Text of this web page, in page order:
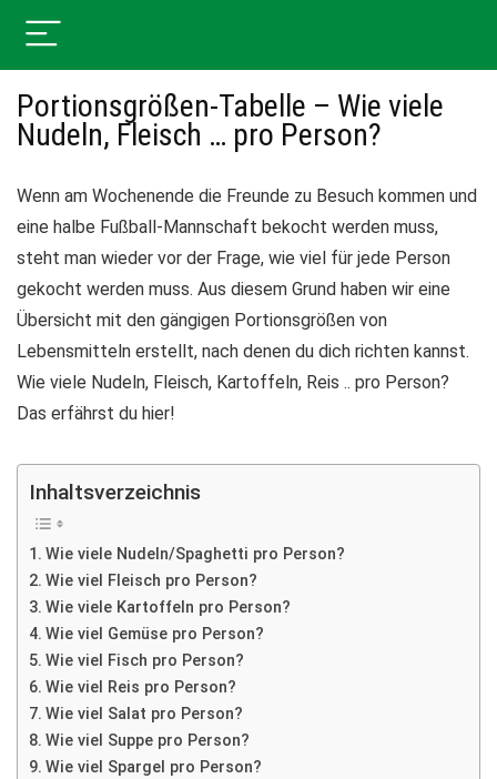
Portionsgrößen-Tabelle – Wie viele
Nudeln, Fleisch … pro Person?
Wenn am Wochenende die Freunde zu Besuch kommen und
eine halbe Fußball-Mannschaft bekocht werden muss,
steht man wieder vor der Frage, wie viel für jede Person
gekocht werden muss. Aus diesem Grund haben wir eine
Übersicht mit den gängigen Portionsgrößen von
Lebensmitteln erstellt, nach denen du dich richten kannst.
Wie viele Nudeln, Fleisch, Kartoffeln, Reis .. pro Person?
Das erfährst du hier!
Inhaltsverzeichnis
Wie viele Nudeln/Spaghetti pro Person?
Wie viel Fleisch pro Person?
Wie viele Kartoffeln pro Person?
Wie viel Gemüse pro Person?
Wie viel Fisch pro Person?
Wie viel Reis pro Person?
Wie viel Salat pro Person?
Wie viel Suppe pro Person?
Wie viel Spargel pro Person?